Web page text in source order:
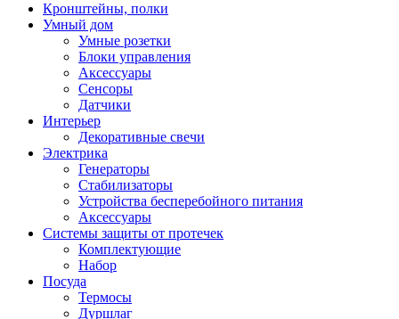
Кронштейны, полки
Умный дом
Умные розетки
Блоки управления
Аксессуары
Сенсоры
Датчики
Интерьер
Декоративные свечи
Электрика
Генераторы
Стабилизаторы
Устройства бесперебойного питания
Аксессуары
Системы защиты от протечек
Комплектующие
Набор
Посуда
Термосы
Дуршлаг